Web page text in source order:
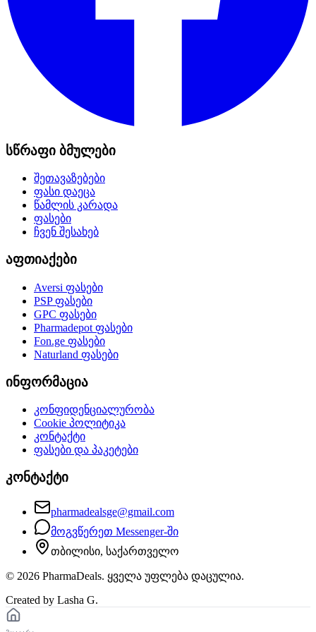
სწრაფი ბმულები
შეთავაზებები
ფასი დაეცა
წამლის კარადა
ფასები
ჩვენ შესახებ
აფთიაქები
Aversi ფასები
PSPფასები
GPC ფასები
Pharmadepot ფასები
Fon.ge ფასები
Naturland ფასები
ინფორმაცია
კონფიდენციალურობა
Cookie პოლიტიკა
კონტაქტი
ფასები და პაკეტები
კონტაქტი
pharmadealsge@gmail.com
მოგვწერეთ Messenger-ში
თბილისი, საქართველო
© 2026 PharmaDeals. ყველა უფლება დაცულია.
Created by Lasha G.